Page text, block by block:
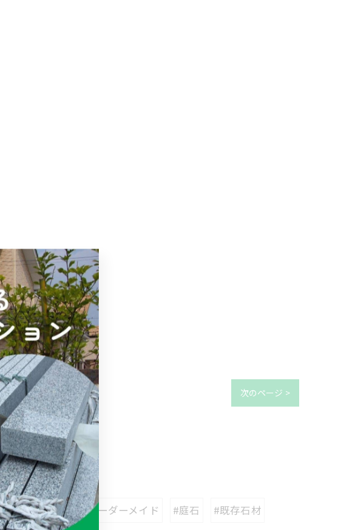
次のページ >
#オリジナル #オーダーメイド #庭石
#既存石材